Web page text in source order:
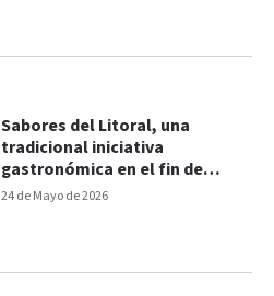
24 de Mayo de 2026
Sabores del Litoral, una
tradicional iniciativa
gastronómica en el fin de
semana largo en Paraná